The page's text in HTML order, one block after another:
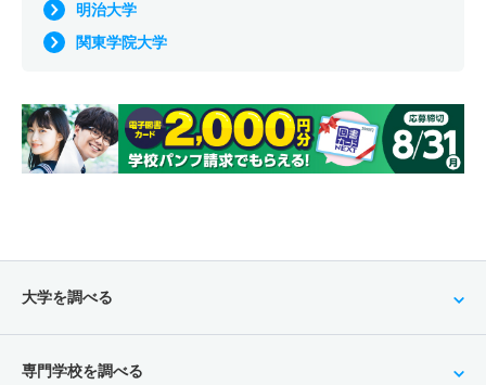
明治大学
関東学院大学
大学を調べる
専門学校を調べる